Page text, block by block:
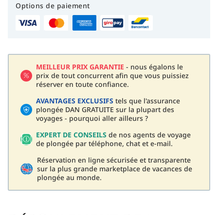
Options de paiement
MEILLEUR PRIX GARANTIE - nous égalons le
prix de tout concurrent afin que vous puissiez
réserver en toute confiance.
AVANTAGES EXCLUSIFS tels que l'assurance
plongée DAN GRATUITE sur la plupart des
voyages - pourquoi aller ailleurs ?
EXPERT DE CONSEILS de nos agents de voyage
de plongée par téléphone, chat et e-mail.
Réservation en ligne sécurisée et transparente
sur la plus grande marketplace de vacances de
plongée au monde.